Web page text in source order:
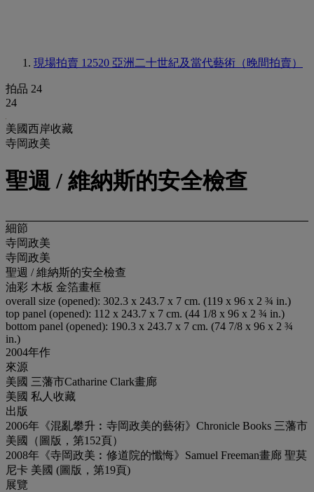
現場拍賣 12520 亞洲二十世紀及當代藝術（晚間拍賣）
拍品 24
24
美國西岸收藏
寺岡政美
聖週 / 維納斯的安全檢查
細節
寺岡政美
寺岡政美
聖週 / 維納斯的安全檢查
油彩 木板 金箔畫框
overall size (opened): 302.3 x 243.7 x 7 cm. (119 x 96 x 2 ¾ in.)
top panel (opened): 112 x 243.7 x 7 cm. (44 1/8 x 96 x 2 ¾ in.)
bottom panel (opened): 190.3 x 243.7 x 7 cm. (74 7/8 x 96 x 2 ¾
in.)
2004年作
來源
美國 三藩市Catharine Clark畫廊
美國 私人收藏
出版
2006年《混亂攀升︰寺岡政美的藝術》Chronicle Books 三藩市
美國（圖版，第152頁）
2008年《寺岡政美︰修道院的懺悔》Samuel Freeman畫廊 聖莫
尼卡 美國 (圖版，第19頁)
展覽